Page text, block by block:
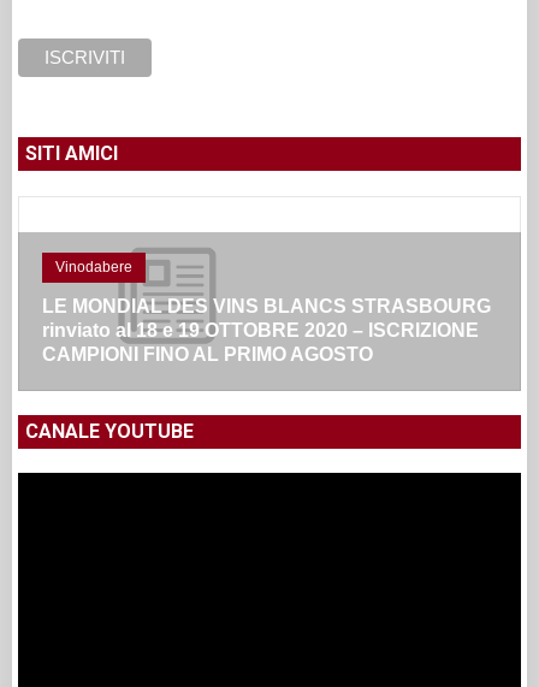
SITI AMICI
Vinodabere
LE MONDIAL DES VINS BLANCS STRASBOURG
rinviato al 18 e 19 OTTOBRE 2020 – ISCRIZIONE
CAMPIONI FINO AL PRIMO AGOSTO
CANALE YOUTUBE